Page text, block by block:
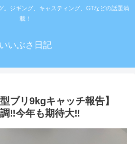
。ジギング、キャスティング、GTなどの話題満
載！
いいぶさ日記
ブリ9kgキャッチ報告】
‼️今年も期待大‼️